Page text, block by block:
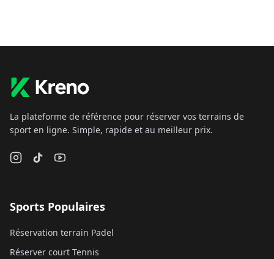
La plateforme de référence pour réserver vos terrains de
sport en ligne. Simple, rapide et au meilleur prix.
Sports Populaires
Réservation terrain Padel
Réserver court Tennis